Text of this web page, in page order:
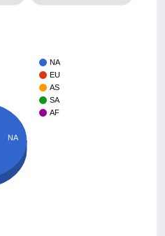
NA
EU
AS
SA
AF
NA